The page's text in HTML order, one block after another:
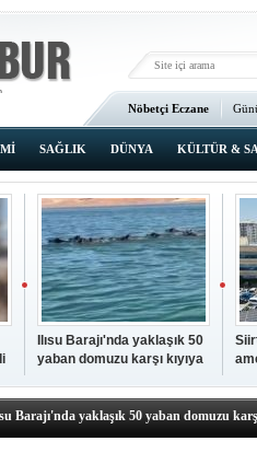
Nöbetçi Eczane
Ana Sayfa
SAĞLIK DÜNYA KÜLTÜR &
Ilısu Barajı'nda yaklaşık 50
yaban domuzu karşı kıyıya
İÇİN TIKLAYIN
Barajı'nda yaklaşık 50 yaban domuzu
UMKE ekipleri bilgi, cesaret ve